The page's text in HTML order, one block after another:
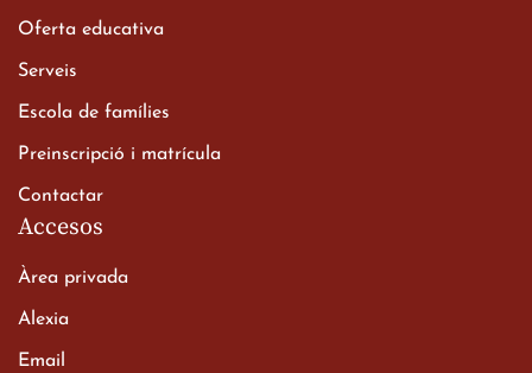
Xerrada del Sr. Bisbe als
Batxillerat
Oferta educativa
Serveis
Escola de famílies
Preinscripció i matrícula
Contactar
Accesos
Àrea privada
Alexia
Email